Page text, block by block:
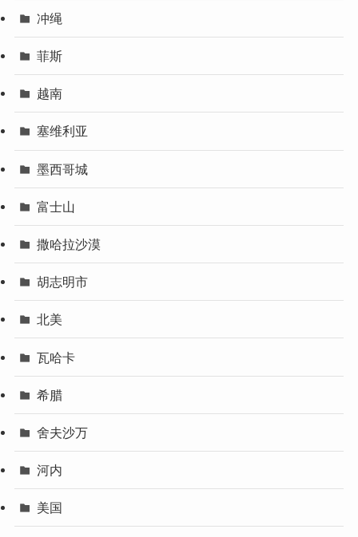
冲绳
菲斯
越南
塞维利亚
墨西哥城
富士山
撒哈拉沙漠
胡志明市
北美
瓦哈卡
希腊
舍夫沙万
河内
美国